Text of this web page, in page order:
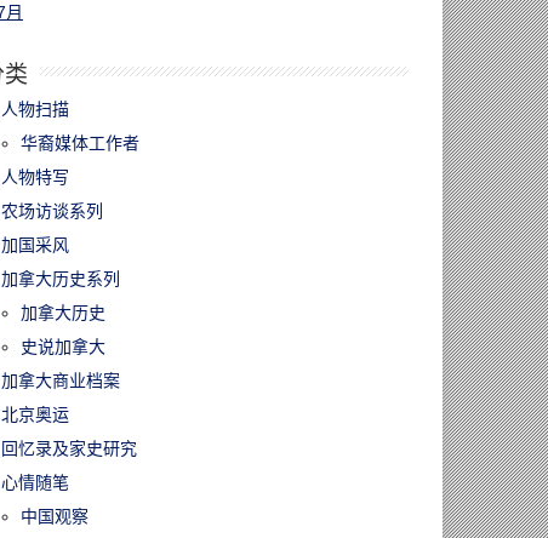
大多伦多房
跌4.5%！越来
经济学家开始
拿大楼市或已
月
人物扫描
华裔媒体工作者
人物特写
农场访谈系列
加国采风
加拿大历史系列
加拿大历史
史说加拿大
加拿大商业档案
北京奥运
回忆录及家史研究
心情随笔
中国观察